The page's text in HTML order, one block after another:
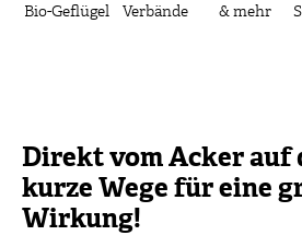
Bio-Geflügel
Verbände
& mehr
Direkt vom Acker auf
kurze Wege für eine
Wirkung!